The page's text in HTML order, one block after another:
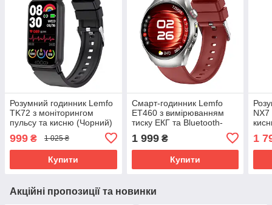
Розумний годинник Lemfo
TK72 з моніторингом
пульсу та кисню (Чорний)
999 ₴ 1 025 ₴
Купити
Смарт-годинник Lemfo
ET460 з вимірюванням
тиску ЕКГ та Bluetooth-
1 999₴
Купити
1
Акційні пропозиції та новинки